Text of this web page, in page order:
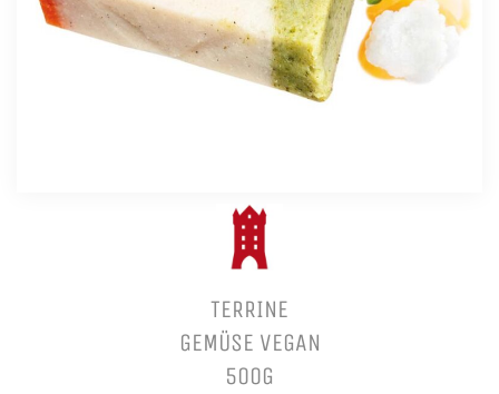
TERRINE
GEMÜSE VEGAN
500G